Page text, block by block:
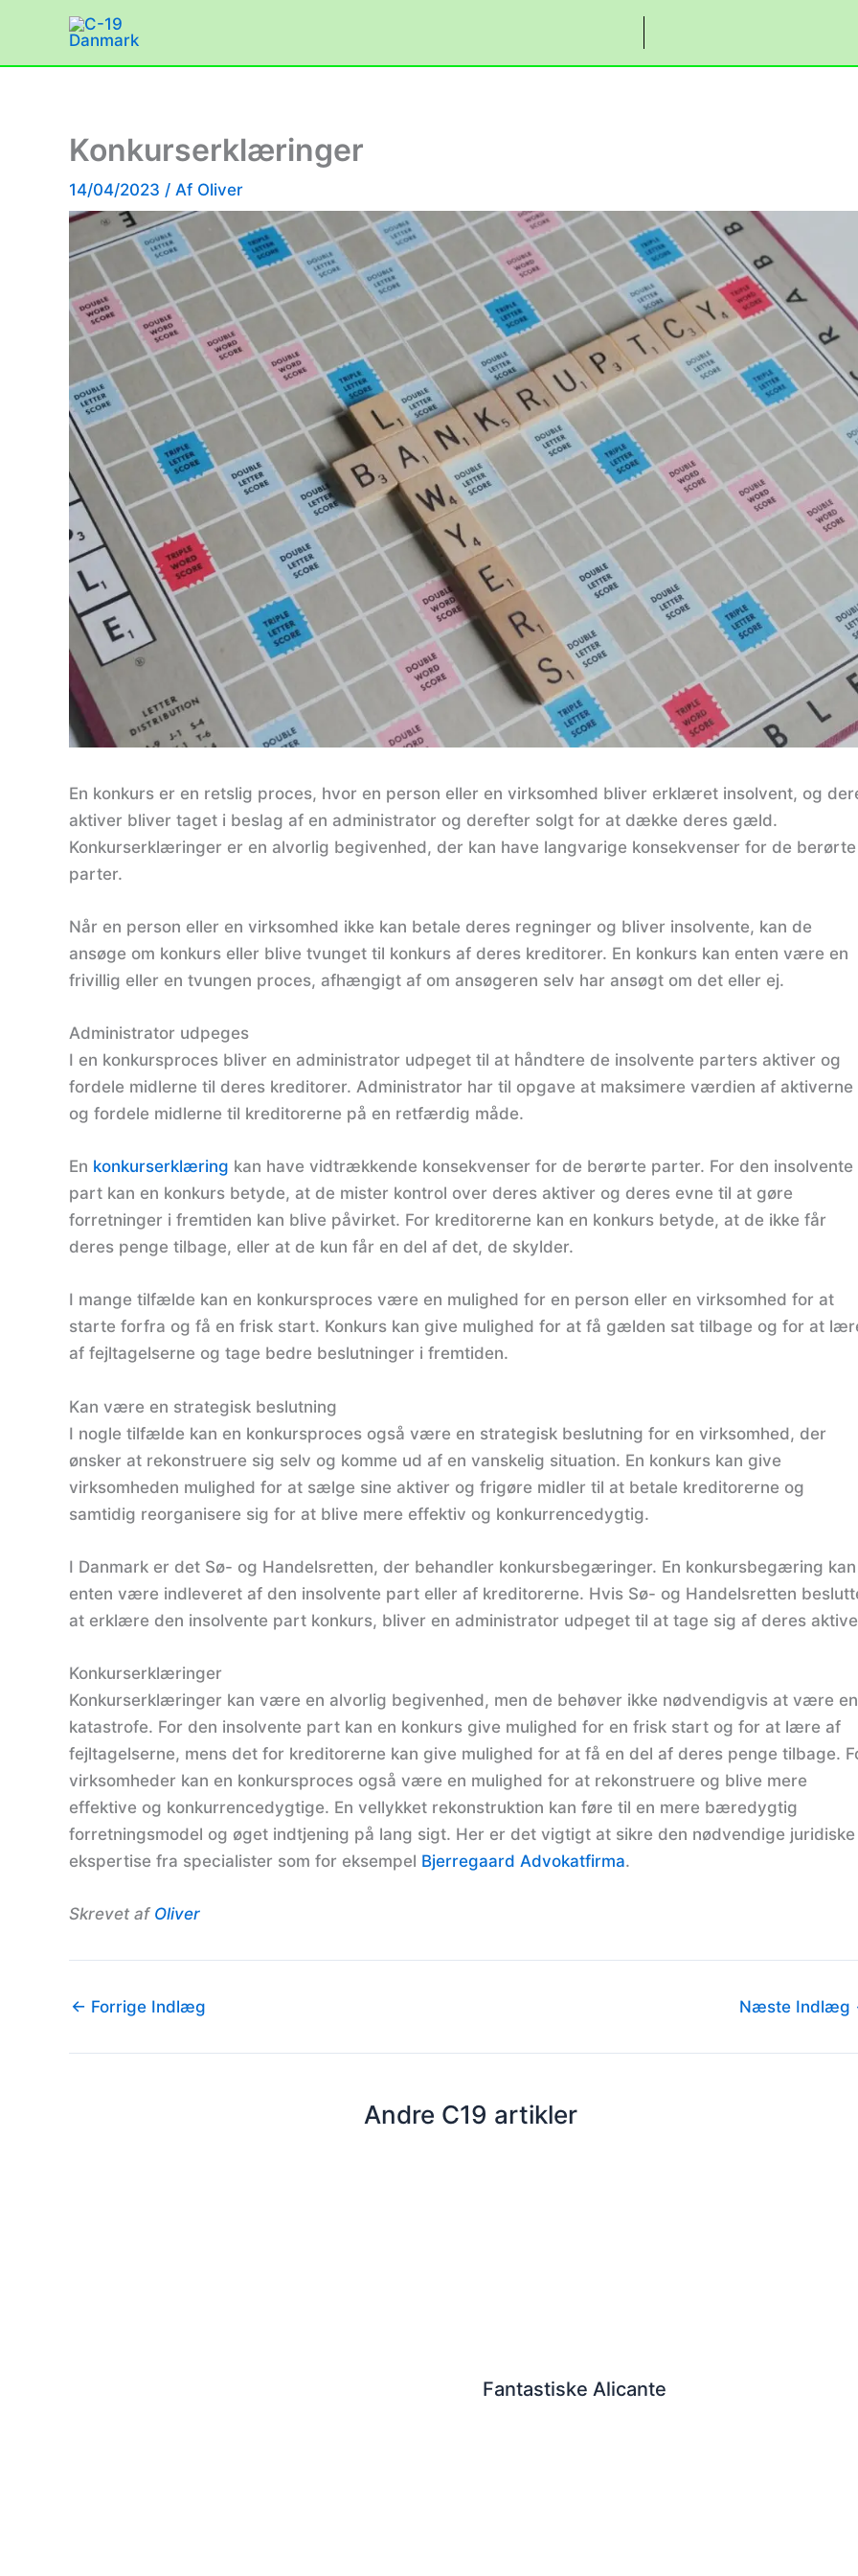
indholdet
Konkurserklæringer
14/04/2023 / Af Oliver
En konkurs er en retslig proces, hvor en person eller en virksomhed bliver erklæret insolvent, og
aktiver bliver taget i beslag af en administrator og derefter solgt for at dække deres gæld.
Konkurserklæringer er en alvorlig begivenhed, der kan have langvarige konsekvenser for de berørte
parter.
Når en person eller en virksomhed ikke kan betale deres regninger og bliver insolvente, kan de
ansøge om konkurs eller blive tvunget til konkurs af deres kreditorer. En konkurs kan enten være en
frivillig eller en tvungen proces, afhængigt af om ansøgeren selv har ansøgt om det eller ej.
Administrator udpeges
I en konkursproces bliver en administrator udpeget til at håndtere de insolvente parters aktiver og
fordele midlerne til deres kreditorer. Administrator har til opgave at maksimere værdien af aktiverne
og fordele midlerne til kreditorerne på en retfærdig måde.
En konkurserklæring kan have vidtrækkende konsekvenser for de berørte parter. For den insolvente
part kan en konkurs betyde, at de mister kontrol over deres aktiver og deres evne til at gøre
forretninger i fremtiden kan blive påvirket. For kreditorerne kan en konkurs betyde, at de ikke får
deres penge tilbage, eller at de kun får en del af det, de skylder.
I mange tilfælde kan en konkursproces være en mulighed for en person eller en virksomhed for at
starte forfra og få en frisk start. Konkurs kan give mulighed for at få gælden sat tilbage og for at
af fejltagelserne og tage bedre beslutninger i fremtiden.
Kan være en strategisk beslutning
I nogle tilfælde kan en konkursproces også være en strategisk beslutning for en virksomhed, der
ønsker at rekonstruere sig selv og komme ud af en vanskelig situation. En konkurs kan give
virksomheden mulighed for at sælge sine aktiver og frigøre midler til at betale kreditorerne og
samtidig reorganisere sig for at blive mere effektiv og konkurrencedygtig.
I Danmark er det Sø- og Handelsretten, der behandler konkursbegæringer. En konkursbegæring kan
enten være indleveret af den insolvente part eller af kreditorerne. Hvis Sø- og Handelsretten
at erklære den insolvente part konkurs, bliver en administrator udpeget til at tage sig af deres
Konkurserklæringer
Konkurserklæringer kan være en alvorlig begivenhed, men de behøver ikke nødvendigvis at være en
katastrofe. For den insolvente part kan en konkurs give mulighed for en frisk start og for at lære af
fejltagelserne, mens det for kreditorerne kan give mulighed for at få en del af deres penge tilbage.
virksomheder kan en konkursproces også være en mulighed for at rekonstruere og blive mere
effektive og konkurrencedygtige. En vellykket rekonstruktion kan føre til en mere bæredygtig
forretningsmodel og øget indtjening på lang sigt. Her er det vigtigt at sikre den nødvendige juridiske
ekspertise fra specialister som for eksempel Bjerregaard Advokatfirma.
Skrevet af Oliver
← Forrige Indlæg Næste Indlæg
Andre C19 artikler
Fantastiske Alicante